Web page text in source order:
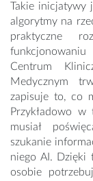
Takie inicjatywy
algorytmy na
praktyczne
Centrum
Medycznym
zapisuje to, co
Przykładowo
musiał
szukanie
niego AI. Dzięki
osobie